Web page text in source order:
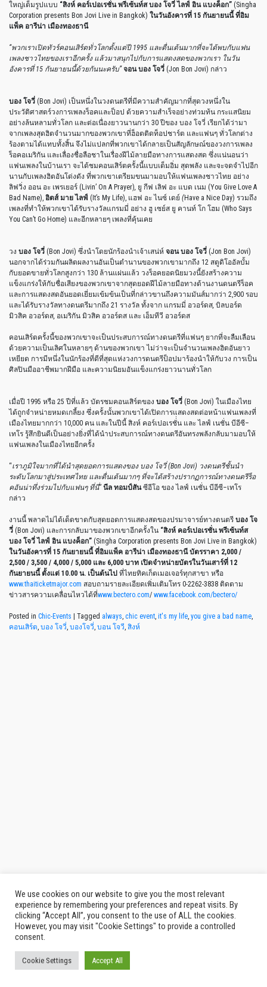
ใหญ่เต็มรูปแบบ “สิงห์ คอร์เปอเรชั่น พรีเซ้นท์ส บอง โจวี่ ไลฟ์ อิน แบงค็อก” (Singha
Corporation presents Bon Jovi Live in Bangkok) ในวันอังคารที่ 15 กันยายนนี้ ที่อิม
แพ็ค อารีน่า เมืองทองธานี
“พวกเราเปิดทัวร์คอนเสิร์ตทั่วโลกตั้งแต่ปี 1995 และตื่นเต้นมากที่จะได้พบกับแฟน
เพลงชาวไทยของเราอีกครั้ง แล้วมาสนุกไปกับการแสดงสดของพวกเรา ในวัน
อังคารที่ 15 กันยายนนี้ด้วยกันนะครับ” จอน บอง โจวี่ (Jon Bon Jovi) กล่าว
บอง โจวี่ (Bon Jovi) เป็นหนึ่งในวงดนตรีที่มีความสำคัญมากที่สุดวงหนึ่งใน
ประวัติศาสตร์วงการเพลงร็อคและป็อป ด้วยความสำเร็จอย่างท่วมท้น กระแสนิยม
อย่างล้นหลามทั่วโลก และต่อเนื่องยาวนานกว่า 30 ปีของ บอง โจวี่ เรียกได้ว่ามา
จากเพลงสุดฮิตจำนวนมากของพวกเขาที่ฮ็อตติดท็อปชาร์ต และแฟนๆ ทั่วโลกต่าง
ร้องตามได้แทบทั้งสิ้น จึงไม่แปลกที่พวกเขาได้กลายเป็นสัญลักษณ์ของวงการเพลง
ร็อคอเมริกัน และเลื่องชื่อลือชาในเรื่องฝีไม้ลายมือทางการแสดงสด ซึ่งแน่นอนว่า
แฟนเพลงในบ้านเรา จะได้ชมคอนเสิร์ตครั้งนี้แบบเต็มอิ่ม สุดพลัง และจะจดจำไปอีก
นานกับเพลงฮิตอันโด่งดัง ที่พวกเขาเตรียมขนมามอบให้แฟนเพลงชาวไทย อย่าง
ลิฟวิ่ง ออน อะ เพรเยอร์ (Livin’ On A Prayer), ยู กีฟ เลิฟ อะ แบด เนม (You Give Love A
Bad Name), อิตส์ มาย ไลฟ์ (It’s My Life), แฮฟ อะ ไนซ์ เดย์ (Have a Nice Day) รวมถึง
เพลงที่ทำให้พวกเขาได้รับรางวัลแกรมมี่ อย่าง ฮู เซย์ส ยู คานท์ โก โฮม (Who Says
You Can’t Go Home) และอีกหลายๆ เพลงที่คุ้นเคย
วง บอง โจวี่ (Bon Jovi) ซึ่งนำโดยนักร้องนำเจ้าเสน่ห์ จอน บอง โจวี่ (Jon Bon Jovi)
นอกจากได้ร่วมกันผลิตผลงานอันเป็นตำนานของพวกเขามากถึง 12 สตูดิโออัลบั้ม
กับยอดขายทั่วโลกสูงกว่า 130 ล้านแผ่นแล้ว วงร็อคยอดนิยมวงนี้ยังสร้างความ
แข็งแกร่งให้กับชื่อเสียงของพวกเขาจากสุดยอดฝีไม้ลายมือทางด้านงานดนตรีร็อค
และการแสดงสดอันยอดเยี่ยมเข้มข้นเป็นที่กล่าวขานถึงความมันส์มากว่า 2,900 รอบ
และได้รับรางวัลทางดนตรีมากถึง 21 รางวัล ทั้งจาก แกรมมี่ อวอร์ดส, บิลบอร์ด
มิวสิค อวอร์ดส, อเมริกัน มิวสิค อวอร์ดส และ เอ็มทีวี อวอร์ดส
คอนเสิร์ตครั้งนี้ของพวกเขาจะเป็นประสบการณ์ทางดนตรีที่แฟนๆ ยากที่จะลืมเลือน
ด้วยความเป็นเลิศในหลายๆ ด้านของพวกเขา ไม่ว่าจะเป็นจำนวนเพลงฮิตอันยาว
เหยียด การมีหนึ่งในนักร้องที่ดีที่สุดแห่งวงการดนตรีป็อปมาร้องนำให้กับวง การเป็น
ศิลปินมืออาชีพมากฝีมือ และความนิยมอันแข็งแกร่งยาวนานทั่วโลก
เมื่อปี 1995 หรือ 25 ปีที่แล้ว บัตรชมคอนเสิร์ตของ บอง โจวี่ (Bon Jovi) ในเมืองไทย
ได้ถูกจำหน่ายหมดเกลี้ยง ซึ่งครั้งนั้นพวกเขาได้เปิดการแสดงสดต่อหน้าแฟนเพลงที่
เมืองไทยมากกว่า 10,000 คน และในปีนี้ สิงห์ คอร์เปอเรชั่่น และ ไลฟ์ เนชั่น บีอีซี–
เทโร รู้สึกยินดีเป็นอย่างยิ่งที่ได้นำประสบการณ์ทางดนตรีอันทรงพลังกลับมามอบให้
แฟนเพลงในเมืองไทยอีกครั้ง
“เราภูมิใจมากที่ได้นำสุดยอดการแสดงของ บอง โจวี่(Bon Jovi) วงดนตรีชั้นนำ
ระดับโลกมาสู่ประเทศไทย และตื่นเต้นมากๆ ที่จะได้สร้างปรากฏการณ์ทางดนตรีร็อ
คอันน่าทึ่งร่วมไปกับแฟนๆ ที่นี่” นีล ทอมป์สัน ซีอีโอ ของ ไลฟ์ เนชั่น บีอีซี–เทโร
กล่าว
งานนี้ พลาดไม่ได้เด็ดขาดกับสุดยอดการแสดงสดของปรมาจารย์ทางดนตรี บอง โจ
วี่ (Bon Jovi) และการกลับมาของพวกเขาอีกครั้งใน “สิงห์ คอร์เปอเรชั่น พรีเซ้นท์ส
บอง โจวี่ ไลฟ์ อิน แบงค็อก” (Singha Corporation presents Bon Jovi Live in Bangkok)
ในวันอังคารที่ 15 กันยายนนี้ ที่อิมแพ็ค อารีน่า เมืองทองธานี บัตรราคา 2,000 /
2,500 / 3,500 / 4,000 / 5,000 และ 6,000 บาท เปิดจำหน่ายบัตรในวันเสาร์ที่ 12
กันยายนนี้ ตั้งแต่ 10.00 น. เป็นต้นไป ที่ไทยทิคเก็ตเมอเจอร์ทุกสาขา หรือ
www.thaiticketmajor.com สอบถามรายละเอียดเพิ่มเติมโทร 0-2262-3838 ติดตาม
ข่าวสารความเคลื่อนไหวได้ที่www.bectero.com/ www.facebook.com/bectero/
Posted in Chic-Events Tagged always, chic event, it's my life, you give a bad name,
คอนเสิร์ต, บอง โจวี่, บองโจวี่, บอน โจวี, สิงห์
We use cookies on our website to give you the most relevant
experience by remembering your preferences and repeat visits. By
clicking “Accept All”, you consent to the use of ALL the cookies.
However, you may visit "Cookie Settings" to provide a controlled
consent.
Cookie Settings Accept All